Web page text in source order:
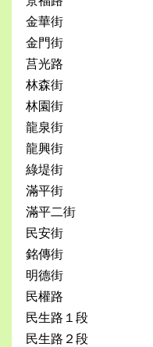
金華街
金門街
莒光路
林森街
林園街
龍泉街
龍興街
綠堤街
滿平街
滿平二街
民安街
銘傳街
明德街
民權路
民生路１段
民生路２段